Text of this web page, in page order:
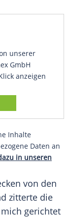
unserer
GmbH
anzeigen
Inhalte
Daten an
in unseren
von den
zitterte die
gerichtet